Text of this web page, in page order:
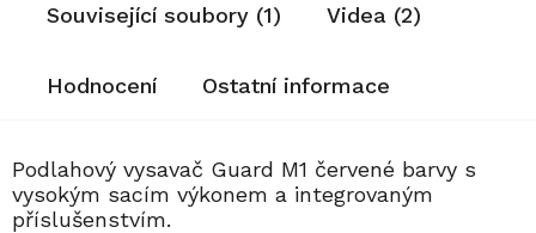
Související soubory (1) Videa (2)
Hodnocení Ostatní informace
Podlahový vysavač Guard M1 červené barvy s
vysokým sacím výkonem a integrovaným
příslušenstvím.